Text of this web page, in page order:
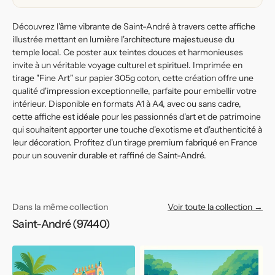
temple
temple
Découvrez l'âme vibrante de Saint-André à travers cette affiche
illustrée mettant en lumière l'architecture majestueuse du
temple local. Ce poster aux teintes douces et harmonieuses
invite à un véritable voyage culturel et spirituel. Imprimée en
tirage "Fine Art" sur papier 305g coton, cette création offre une
qualité d'impression exceptionnelle, parfaite pour embellir votre
intérieur. Disponible en formats A1 à A4, avec ou sans cadre,
cette affiche est idéale pour les passionnés d'art et de patrimoine
qui souhaitent apporter une touche d'exotisme et d'authenticité à
leur décoration. Profitez d'un tirage premium fabriqué en France
pour un souvenir durable et raffiné de Saint-André.
Dans la même collection
Saint-André (97440)
Voir toute la collection →
Affiche
Saint-
Affiche
Saint-